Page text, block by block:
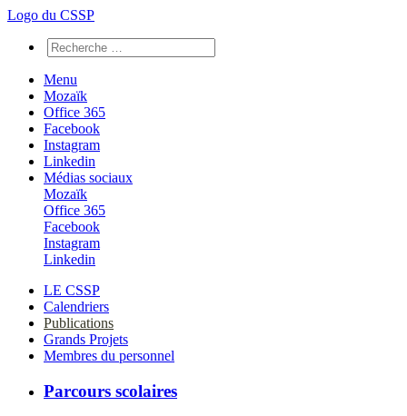
Logo du CSSP
Menu
Mozaïk
Office 365
Facebook
Instagram
Linkedin
Médias sociaux
Mozaïk
Office 365
Facebook
Instagram
Linkedin
LE CSSP
Calendriers
Publications
Grands Projets
Membres du personnel
Parcours scolaires